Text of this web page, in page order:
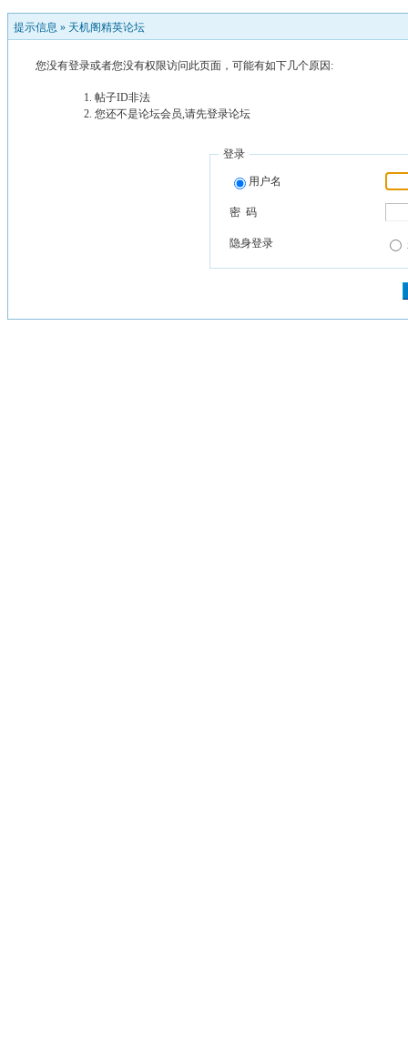
提示信息 » 天机阁精英论坛
您没有登录或者您没有权限访问此页面，可能有如下几个原因:
帖子ID非法
您还不是论坛会员,请先登录论坛
登录
用户名
密 码
隐身登录